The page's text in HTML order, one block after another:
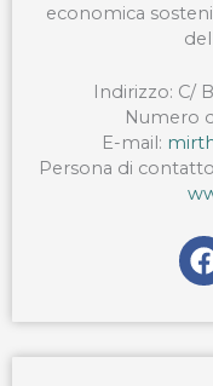
economica
Indirizzo: C/
Numero
E-mail:
Persona di